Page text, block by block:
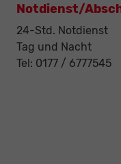
Notdienst/
24-Std. Notdienst
Tag und Nacht
Tel: 0177 / 6777545